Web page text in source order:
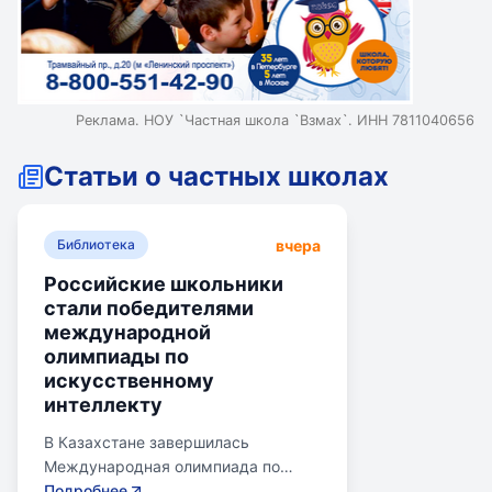
Реклама. НОУ `Частная школа `Взмах`. ИНН 7811040656
Статьи о частных школах
Библиотека вчера
Российские школьники
стали победителями
международной
олимпиады по
искусственному
интеллекту
В Казахстане завершилась
Международная олимпиада по